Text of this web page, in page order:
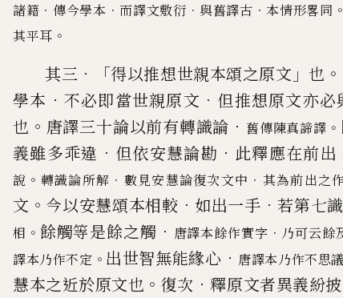
諸籍 ． 傳今學本 ．而譯文敷衍 ． 與舊譯古 ．本情形畧同 。
其平耳 。
其三 ．「得以推想世親本頌之原文 」也 。
學本 ． 不必即當世親原文 ． 但推想原文亦必
也 。 唐譯三十論以前有轉識論 ． 舊傳陳真諦譯 。
義雖多乖違 ． 但依安慧論勘 ． 此釋應在前出
說 。 轉識論所解 ． 數見安慧論復次文中 ． 其為前出之
文 。 今以安慧頌本相較 ． 如出一手 ．若第七
相 。 餘觸等是餘之觸 ． 唐譯本餘作實字 ． 乃可云餘
譯本乃作不定 。 出世智無能緣心 ． 唐譯本乃作不思議
慧本之近於原文也 。 復次 ．釋原文者異義紛披